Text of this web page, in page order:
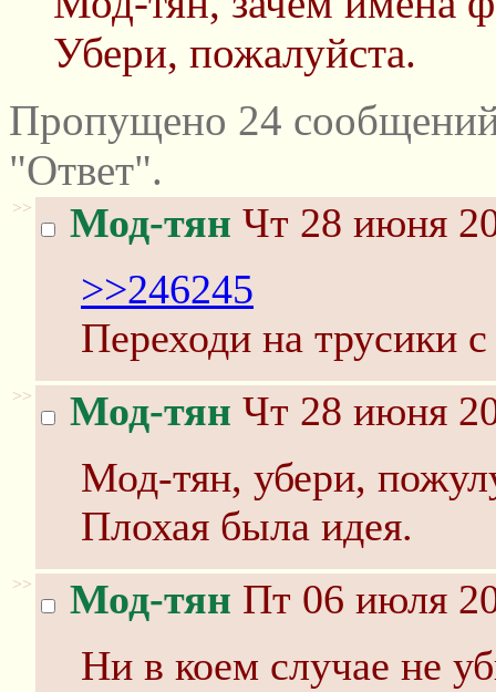
Убери, пожалуйста.
Пропущено 24
"Ответ".
>> Мод-тян Чт 28 июня
>>246245
Переходи на трусики
>> Мод-тян Чт 28 июня
Мод-тян, убери,
Плохая была идея.
>> Мод-тян Пт 06 июля
Ни в коем случае не